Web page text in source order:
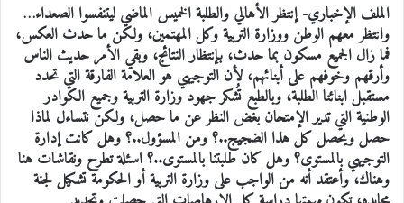
الملف الإخباري- إنتظر الأهالي والطلبة الخميس الماضي ليتنفسوا الصعداء…
وانتظر معهم الوطن ووزارة التربية وكل المهتمين، ولكن ما حدث العكس،
فما زال الجميع مسكون بما حدث، بإنتظار النتائج، وبقي الأمر حديث الناس
وأرقهم وخوفهم على أبنائهم، لأن التوجيهي هو العلامة الفارقة التي تحدد
مستقبل ابنائنا الطلبة، وبالطبع تُشكر جهود وزارة التربية وجميع الكوادر
الوطنية التي تدير الإمتحان بغض النظر عن ما حصل، ولكن نتساءل لماذا
حصل ويحصل كل هذا الضجيج..؟ ومن المسؤول..؟ وهل كانت إدارة
التوجيهي بالمستوى؟ وهل كان طلبتنا بالمستوى..؟ اسئلة تطرح ونقاشات هنا
وهناك، وأعتقد أنه من الواجب على وزارة التربية أو الحكومة تشكيل لجنة